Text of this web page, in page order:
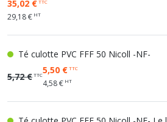
35,02 €TTC
29,18 € HT
Té culotte PVC FFF 50 Nicoll -NF-
5,72 €TTC5,50 €TTC
4,58 € HT